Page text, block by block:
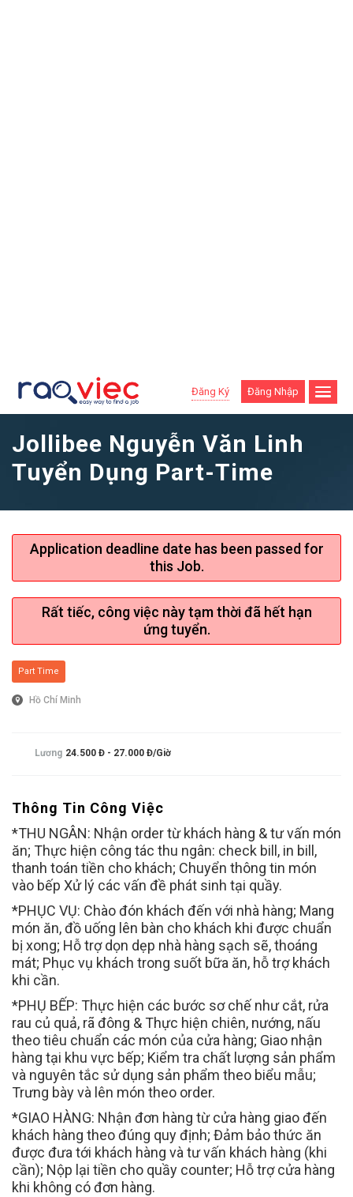
Đăng Ký Đăng Nhập
Jollibee Nguyễn Văn Linh
Tuyển Dụng Part-Time
Application deadline date has been passed for
this Job.
Rất tiếc, công việc này tạm thời đã hết hạn
ứng tuyển.
Part Time
Hồ Chí Minh
Lương 24.500 Đ - 27.000 Đ/giờ
Thông Tin Công Việc
*THU NGÂN: Nhận order từ khách hàng & tư vấn món
ăn; Thực hiện công tác thu ngân: check bill, in bill,
thanh toán tiền cho khách; Chuyển thông tin món
vào bếp Xử lý các vấn đề phát sinh tại quầy.
*PHỤC VỤ: Chào đón khách đến với nhà hàng; Mang
món ăn, đồ uống lên bàn cho khách khi được chuẩn
bị xong; Hỗ trợ dọn dẹp nhà hàng sạch sẽ, thoáng
mát; Phục vụ khách trong suốt bữa ăn, hỗ trợ khách
khi cần.
*PHỤ BẾP: Thực hiện các bước sơ chế như cắt, rửa
rau củ quả, rã đông & Thực hiện chiên, nướng, nấu
theo tiêu chuẩn các món của cửa hàng; Giao nhận
hàng tại khu vực bếp; Kiểm tra chất lượng sản phẩm
và nguyên tắc sử dụng sản phẩm theo biểu mẫu;
Trưng bày và lên món theo order.
*GIAO HÀNG: Nhận đơn hàng từ cửa hàng giao đến
khách hàng theo đúng quy định; Đảm bảo thức ăn
được đưa tới khách hàng và tư vấn khách hàng (khi
cần); Nộp lại tiền cho quầy counter; Hỗ trợ cửa hàng
khi không có đơn hàng.